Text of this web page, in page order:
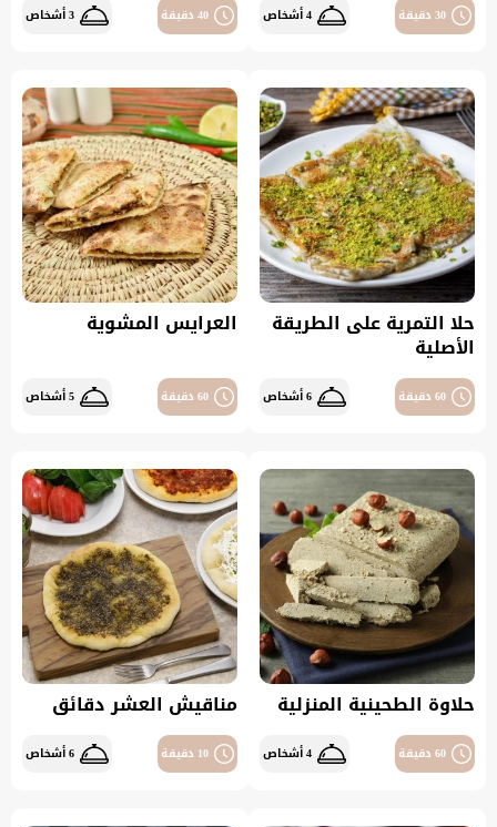
30 دقيقة 4 أشخاص 40 دقيقة 3 أشخاص
حلا التمرية على الطريقة
الأصلية
60 دقيقة 6 أشخاص
العرايس المشوية
60 دقيقة 5 أشخاص
حلاوة الطحينية المنزلية
60 دقيقة 4 أشخاص
مناقيش العشر دقائق
10 دقيقة 6 أشخاص